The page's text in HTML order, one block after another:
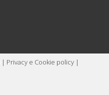
| Privacy e Cookie policy |